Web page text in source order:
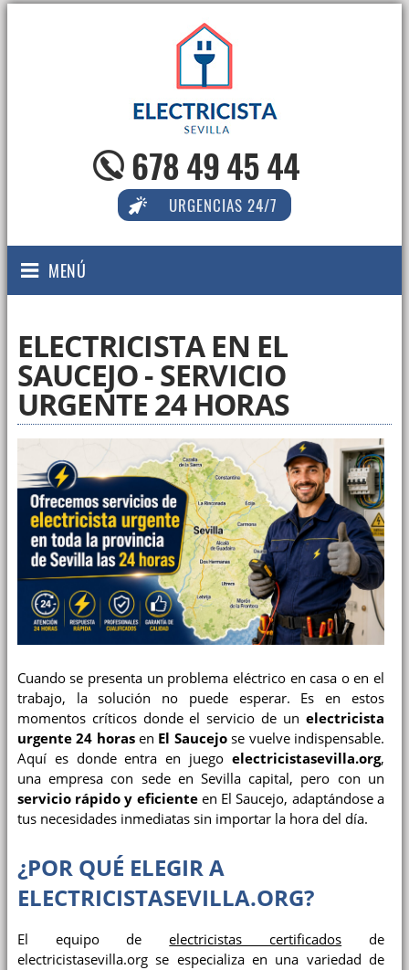
678 49 45 44
URGENCIAS 24/7
MENÚ
ELECTRICISTA EN EL
SAUCEJO - SERVICIO
URGENTE 24 HORAS
Cuando se presenta un problema eléctrico en casa o en el
trabajo, la solución no puede esperar. Es en estos
momentos críticos donde el servicio de un electricista
urgente 24 horasen El Saucejose vuelve indispensable.
Aquí es donde entra en juego electricistasevilla.org,
una empresa con sede en Sevilla capital, pero con un
servicio rápido y eficienteen El Saucejo, adaptándose a
tus necesidades inmediatas sin importar la hora del día.
¿POR QUÉ ELEGIR A
ELECTRICISTASEVILLA.ORG?
El equipo deelectricistas certificados de
electricistasevilla.org se especializa en una variedad de